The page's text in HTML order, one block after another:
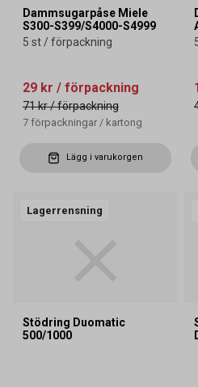
Dammsugarpåse Miele
S300-S399/S4000-S4999
5 st / förpackning
29 kr / förpackning
71 kr/ förpackning
7 förpackningar / kartong
Lägg i varukorgen
Lagerrensning
Stödring Duomatic
500/1000